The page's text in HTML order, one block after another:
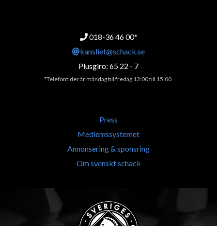
018-36 46 00*
kansliet@schack.se
Plusgiro: 65 22 - 7
*Telefontider är måndag till fredag 13:00 till 15.00.
Press
Medlemssystemet
Annonsering & sponsring
Om svenskt schack